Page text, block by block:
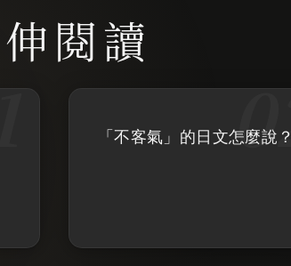
「不客氣」的日文怎麼說？